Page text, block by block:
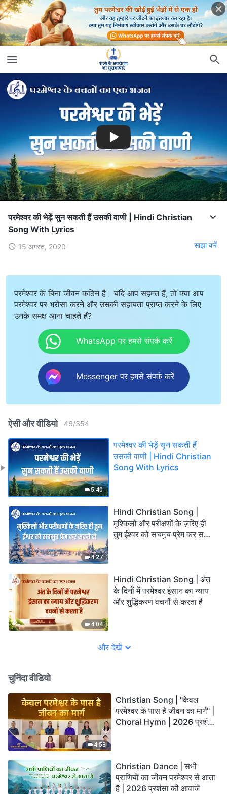
परमेश्वर की भेड़ें सुन सकती हैं उसकी वाणी | Hindi Christian
Song With Lyrics
15 अगस्त, 2020 साझा करें
परमेश्वर के बिना जीवन कठिन है। यदि आप सहमत हैं, तो क्या आप
परमेश्वर पर भरोसा करने और उसकी सहायता प्राप्त करने के लिए
उनके समक्ष आना चाहते हैं?
WhatsApp पर हमसे संपर्क करें
Messenger पर हमसे संपर्क करें
ऐसी और वीडियो 46/354
5:40
परमेश्वर की भेड़ें सुन सकती हैं
उसकी वाणी | Hindi Christian
Song With Lyrics
4:27
Hindi Christian Song |
मुश्किलों और परीक्षणों के ज़रिए ही
तुम ईश्वर को सचमुच प्रेम कर सकते
4:04
Hindi Christian Song | अंत
के दिनों में परमेश्वर इंसान का न्याय
और शुद्धिकरण वचनों से करता है
और देखें
चुनिंदा वीडियो
4:58
Christian Song | "केवल
परमेश्वर के पास है जीवन का मार्ग" |
Choral Hymn | 2026 प्रशंसा
Christian Dance | सभी
प्राणियों का जीवन परमेश्वर से आता
है | 2026 प्रशंसा की आवाजें